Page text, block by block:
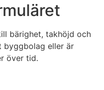
bärighet, takhöjd och
byggbolag eller är
över tid.